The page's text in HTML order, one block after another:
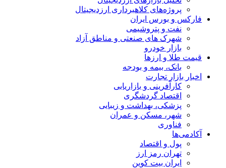
پروژه‌های کلاهبرداری ارزدیجیتال
فارکس و بورس ایران
نفت و پتروشیمی
شهرک های صنعتی و مناطق آزاد
بازار خودرو
قیمت طلا و ارزها
بانک، بیمه و بودجه
اخبار بازار تجارت
کارآفرینی و بازاریابی
اقتصاد گردشگری
پزشکی، بهداشت و زیبایی
شهر، مسکن و عمران
فناوری
آکادمی‌ها
پول و اقتصاد
تهران رمز ارز
ایران بیت کوین